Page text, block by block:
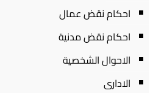
احكام نقض عمال
احكام نقض مدنية
الاحوال الشخصية
الادارى